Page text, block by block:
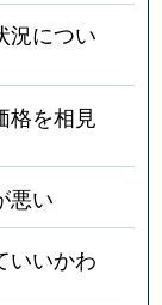
況につい
格を相見
悪い
いいかわ